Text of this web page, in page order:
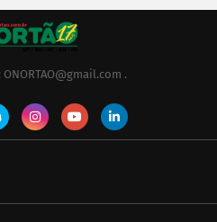
ONORTAO@gmail.com .